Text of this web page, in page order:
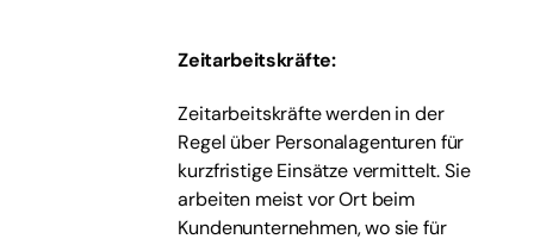
Zeitarbeitskräfte:
Zeitarbeitskräfte werden in der
Regel über Personalagenturen für
kurzfristige Einsätze vermittelt. Sie
arbeiten meist vor Ort beim
Kundenunternehmen, wo sie für